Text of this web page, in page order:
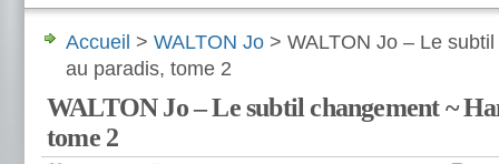
Accueil > WALTON Jo > WALTON Jo – Le
au paradis, tome 2
WALTON Jo – Le subtil changement ~
tome 2